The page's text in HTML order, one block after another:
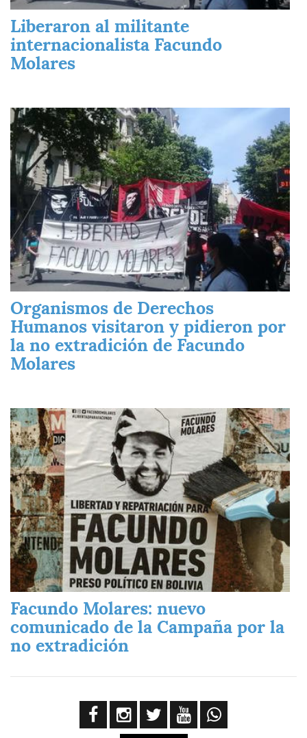
Liberaron al militante
internacionalista Facundo
Molares
Imagen
Organismos de Derechos
Humanos visitaron y pidieron por
la no extradición de Facundo
Molares
Imagen
Facundo Molares: nuevo
comunicado de la Campaña por la
no extradición